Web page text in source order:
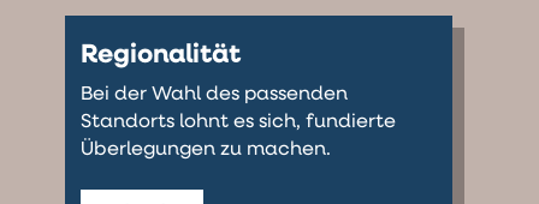
Regionalität
Bei der Wahl des passenden
Standorts lohnt es sich, fundierte
Überlegungen zu machen.